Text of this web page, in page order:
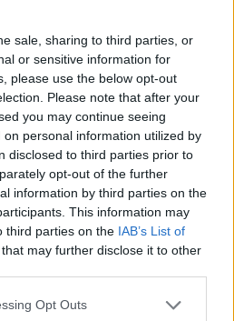
sale, sharing to third parties, or
or sensitive information for
please use the below opt-out
Please note that after your
you may continue seeing
personal information utilized by
disclosed to third parties prior to
opt-out of the further
information by third parties on the
This information may
third parties on the IAB’s List of
that may further disclose it to other
app uses one or more Google
Opt Outs
HENCZI BERNADETT